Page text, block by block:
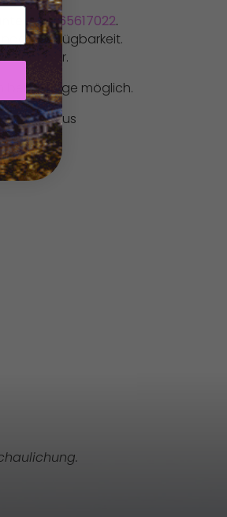
061965617022.
Verfügbarkeit.
buchbar.
bei Vorlage möglich.
am Taunus